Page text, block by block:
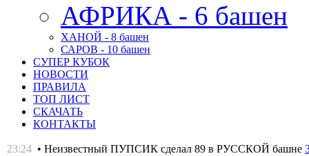
АФРИКА - 6 башен
ХАНОЙ - 8 башен
САРОВ - 10 башен
СУПЕР КУБОК
НОВОСТИ
ПРАВИЛА
ТОП ЛИСТ
СКАЧАТЬ
КОНТАКТЫ
23:24 • Неизвестный ПУПСИК сделал 89 в РУССКОЙ башне